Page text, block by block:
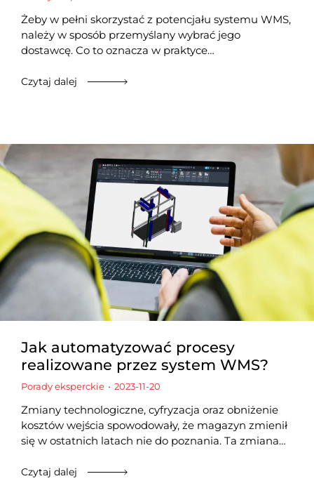
Żeby w pełni skorzystać z potencjału systemu WMS,
należy w sposób przemyślany wybrać jego
dostawcę. Co to oznacza w praktyce…
Czytaj dalej
Jak automatyzować procesy
realizowane przez system WMS?
Porady eksperckie 2023-11-20
Zmiany technologiczne, cyfryzacja oraz obniżenie
kosztów wejścia spowodowały, że magazyn zmienił
się w ostatnich latach nie do poznania. Ta zmiana…
Czytaj dalej